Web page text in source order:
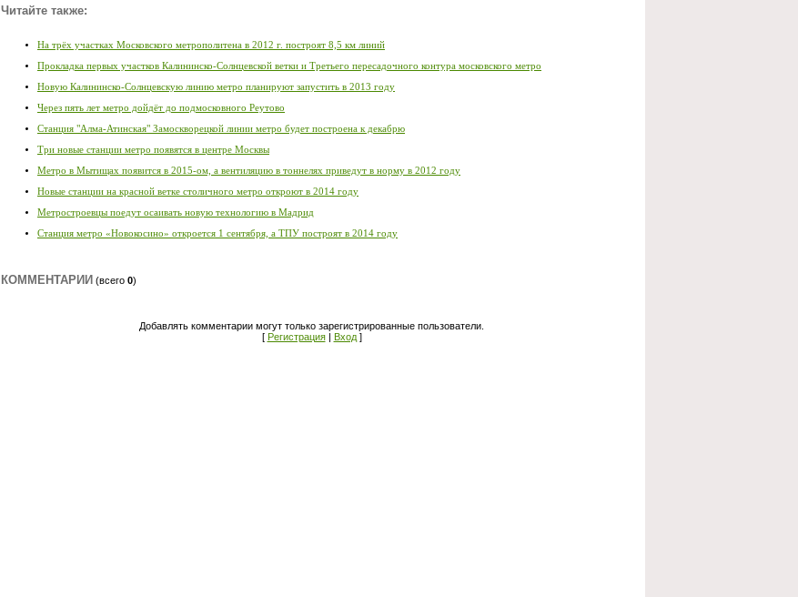
Читайте также:
На трёх участках Московского метрополитена в 2012 г. построят 8,5 км линий
Прокладка первых участков Калининско-Солнцевской ветки и Третьего пересадочного контура московского метро
Новую Калининско-Солнцевскую линию метро планируют запустить в 2013 году
Через пять лет метро дойдёт до подмосковного Реутово
Станция "Алма-Атинская" Замоскворецкой линии метро будет построена к декабрю
Три новые станции метро появятся в центре Москвы
Метро в Мытищах появится в 2015-ом, а вентиляцию в тоннелях приведут в норму в 2012 году
Новые станции на красной ветке столичного метро откроют в 2014 году
Метростроевцы поедут осаивать новую технологию в Мадрид
Станция метро «Новокосино» откроется 1 сентября, а ТПУ построят в 2014 году
КОММЕНТАРИИ (всего 0)
Добавлять комментарии могут только зарегистрированные пользователи.
[ Регистрация| Вход]